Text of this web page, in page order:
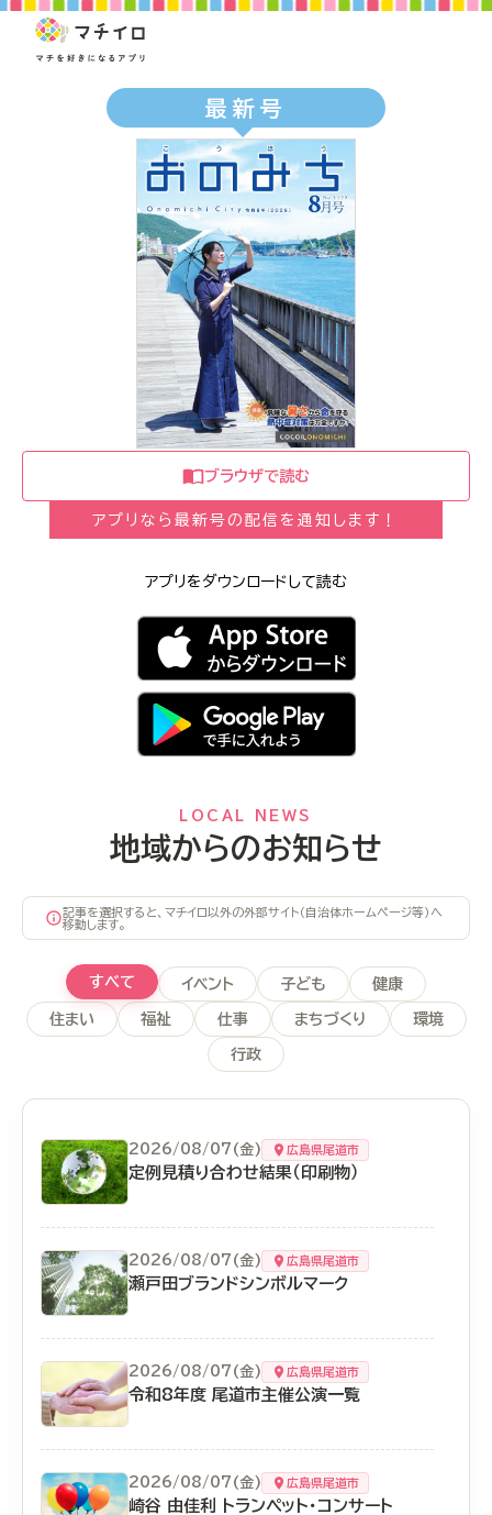
最新号
ブラウザで読む
アプリなら最新号の配信を通知します！
アプリをダウンロードして読む
LOCAL NEWS
地域からのお知らせ
記事を選択すると、マチイロ以外の外部サイト（自治体ホームページ等）へ
移動します。
すべて イベント 子ども 健康
住まい 福祉 仕事 まちづくり 環境
行政
2026/08/07(金) 広島県尾道市
定例見積り合わせ結果（印刷物）
2026/08/07(金) 広島県尾道市
瀬戸田ブランドシンボルマーク
2026/08/07(金) 広島県尾道市
令和8年度 尾道市主催公演一覧
2026/08/07(金) 広島県尾道市
崎谷 由佳利 トランペット・コンサート